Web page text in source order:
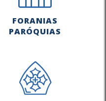
FORANIAS
PARÓQUIAS